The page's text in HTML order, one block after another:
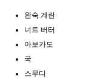
완숙 계란
너트 버터
아보카도
국
스무디